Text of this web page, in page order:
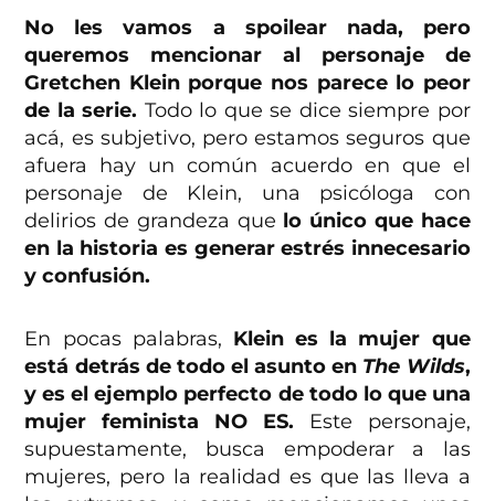
No les vamos a spoilear nada, pero
queremos mencionar al personaje de
Gretchen Klein porque nos parece lo peor
de la serie. Todo lo que se dice siempre por
acá, es subjetivo, pero estamos seguros que
afuera hay un común acuerdo en que el
personaje de Klein, una psicóloga con
delirios de grandeza que lo único que hace
en la historia es generar estrés innecesario
y confusión.
En pocas palabras, Klein es la mujer que
está detrás de todo el asunto en The Wilds,
y es el ejemplo perfecto de todo lo que una
mujer feminista NO ES. Este personaje,
supuestamente, busca empoderar a las
mujeres, pero la realidad es que las lleva a